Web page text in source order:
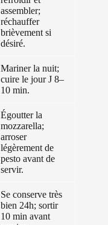
assembler;
réchauffer
brièvement si
désiré.
Mariner la nuit;
cuire le jour J 8–
10 min.
Égoutter la
mozzarella;
arroser
légèrement de
pesto avant de
servir.
Se conserve très
bien 24h; sortir
10 min avant